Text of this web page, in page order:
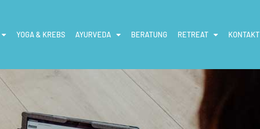
YOGA & KREBS AYURVEDA BERATUNG RETREAT KONTAKT